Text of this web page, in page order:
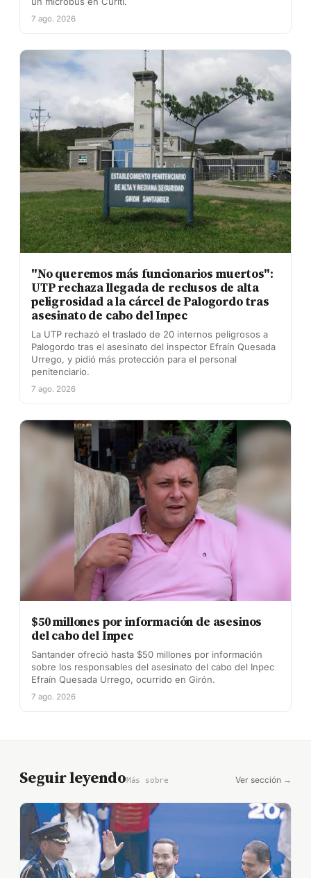
7 ago. 2026
"No queremos más funcionarios muertos":
UTP rechaza llegada de reclusos de alta
peligrosidad a la cárcel de Palogordo tras
asesinato de cabo del Inpec
La UTP rechazó el traslado de 20 internos peligrosos a
Palogordo tras el asesinato del inspector Efraín Quesada
Urrego, y pidió más protección para el personal
penitenciario.
7 ago. 2026
$50 millones por información de asesinos
del cabo del Inpec
Santander ofreció hasta $50 millones por información
sobre los responsables del asesinato del cabo del Inpec
Efraín Quesada Urrego, ocurrido en Girón.
7 ago. 2026
Seguir leyendoMás sobre Ver sección →